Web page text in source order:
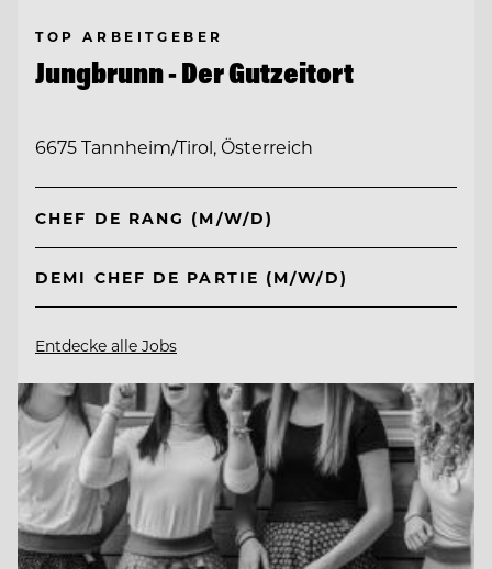
TOP ARBEITGEBER
Jungbrunn - Der Gutzeitort
6675 Tannheim/Tirol, Österreich
CHEF DE RANG (M/W/D)
DEMI CHEF DE PARTIE (M/W/D)
Entdecke alle Jobs